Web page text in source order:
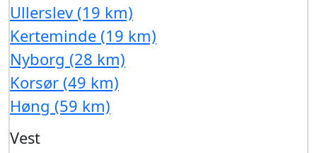
Ullerslev (19 km)
Kerteminde (19 km)
Nyborg (28 km)
Korsør (49 km)
Høng (59 km)
Vest